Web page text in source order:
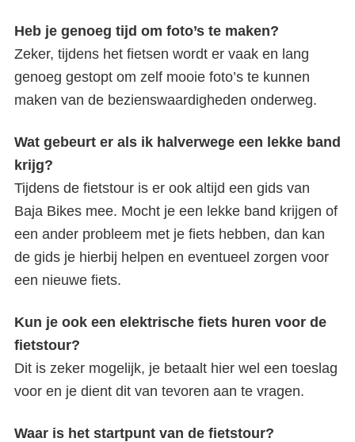
Heb je genoeg tijd om foto’s te maken?
Zeker, tijdens het fietsen wordt er vaak en lang
genoeg gestopt om zelf mooie foto’s te kunnen
maken van de bezienswaardigheden onderweg.
Wat gebeurt er als ik halverwege een lekke band
krijg?
Tijdens de fietstour is er ook altijd een gids van
Baja Bikes mee. Mocht je een lekke band krijgen of
een ander probleem met je fiets hebben, dan kan
de gids je hierbij helpen en eventueel zorgen voor
een nieuwe fiets.
Kun je ook een elektrische fiets huren voor de
fietstour?
Dit is zeker mogelijk, je betaalt hier wel een toeslag
voor en je dient dit van tevoren aan te vragen.
Waar is het startpunt van de fietstour?